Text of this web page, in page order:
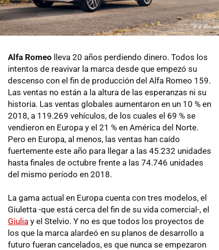
Alfa Romeo lleva 20 años perdiendo dinero. Todos los
intentos de reavivar la marca desde que empezó su
descenso con el fin de producción del Alfa Romeo 159.
Las ventas no están a la altura de las esperanzas ni su
historia. Las ventas globales aumentaron en un 10 % en
2018, a 119.269 vehículos, de los cuales el 69 % se
vendieron en Europa y el 21 % en América del Norte.
Pero en Europa, al menos, las ventas han caído
fuertemente este año para llegar a las 45.232 unidades
hasta finales de octubre frente a las 74.746 unidades
del mismo período en 2018.
La gama actual en Europa cuenta con tres modelos, el
Giuletta -que está cerca del fin de su vida comercial-, el
Giulia y el Stelvio. Y no es que todos los proyectos de
los que la marca alardeó en su planos de desarrollo a
futuro fueran cancelados, es que nunca se empezaron